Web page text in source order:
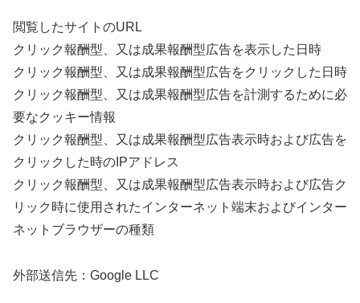
閲覧したサイトのURL
クリック報酬型、又は成果報酬型広告を表示した日時
クリック報酬型、又は成果報酬型広告をクリックした日時
クリック報酬型、又は成果報酬型広告を計測するために必
要なクッキー情報
クリック報酬型、又は成果報酬型広告表示時および広告を
クリックした時のIPアドレス
クリック報酬型、又は成果報酬型広告表示時および広告ク
リック時に使用されたインターネット端末およびインター
ネットブラウザーの種類
外部送信先：Google LLC